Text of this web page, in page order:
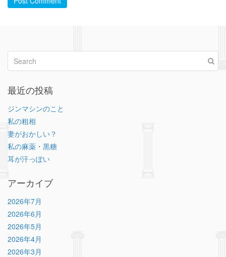
最近の投稿
ジンマシンのこと
私の粗相
妻がおかしい？
私の麻薬・黒糖
耳が汗っぽい
アーカイブ
2026年7月
2026年6月
2026年5月
2026年4月
2026年3月